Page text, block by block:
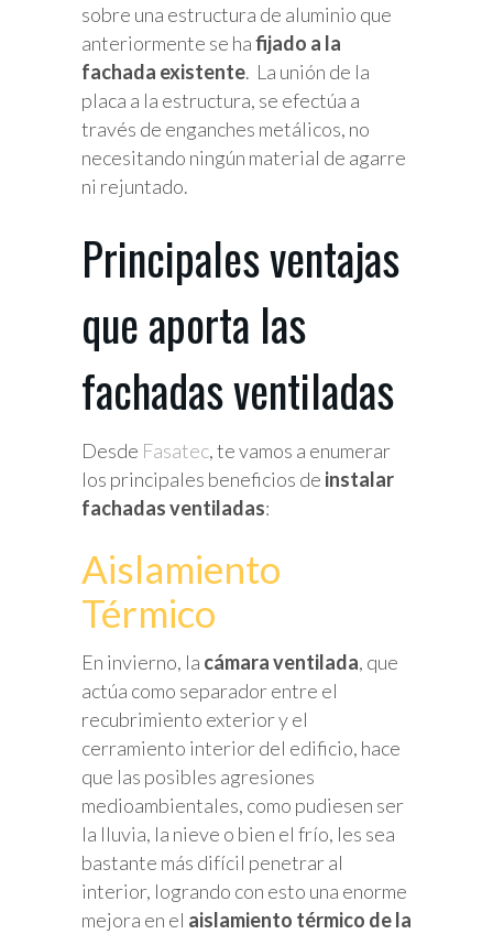
sobre una estructura de aluminio que
anteriormente se hafijado a la
fachada existente. La unión de la
placa a la estructura, se efectúa a
través de enganches metálicos, no
necesitando ningún material de agarre
ni rejuntado.
Principales ventajas
que aporta las
fachadas ventiladas
Desde Fasatec, te vamos a enumerar
los principales beneficios de instalar
fachadas ventiladas:
Aislamiento
Térmico
En invierno, la cámara ventilada, que
actúa como separador entre el
recubrimiento exterior y el
cerramiento interior del edificio, hace
que las posibles agresiones
medioambientales, como pudiesen ser
la lluvia, la nieve o bien el frío, les sea
bastante más difícil penetrar al
interior, logrando con esto una enorme
mejora en el aislamiento térmico de la